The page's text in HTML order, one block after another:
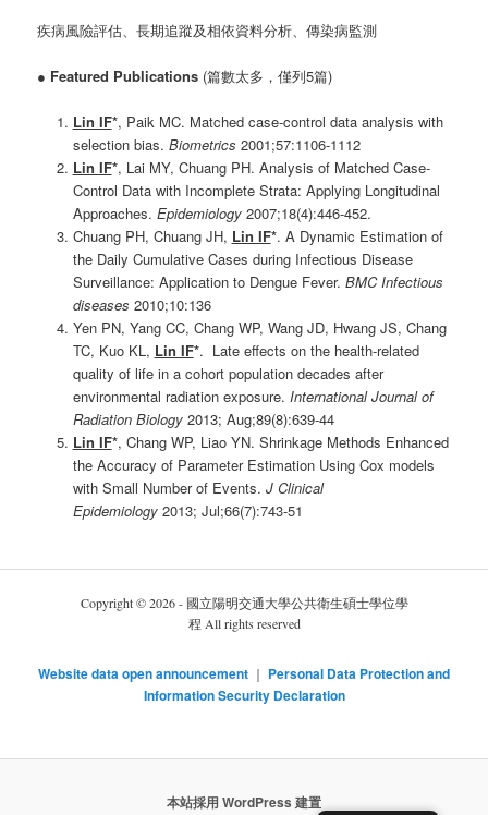
疾病風險評估、長期追蹤及相依資料分析、傳染病監測
● Featured Publications (篇數太多，僅列5篇)
Lin IF*, Paik MC. Matched case-control data analysis with
selection bias. Biometrics 2001;57:1106-1112
Lin IF*, Lai MY, Chuang PH. Analysis of Matched Case-
Control Data with Incomplete Strata: Applying Longitudinal
Approaches. Epidemiology 2007;18(4):446-452.
Chuang PH, Chuang JH, Lin IF*. A Dynamic Estimation of
the Daily Cumulative Cases during Infectious Disease
Surveillance: Application to Dengue Fever. BMC Infectious
diseases 2010;10:136
Yen PN, Yang CC, Chang WP, Wang JD, Hwang JS, Chang
TC, Kuo KL, Lin IF*. Late effects on the health-related
quality of life in a cohort population decades after
environmental radiation exposure. International Journal of
Radiation Biology2013; Aug;89(8):639-44
Lin IF*, Chang WP, Liao YN. Shrinkage Methods Enhanced
the Accuracy of Parameter Estimation Using Cox models
with Small Number of Events. J Clinical
Epidemiology2013; Jul;66(7):743-51
Copyright © 2026 - 國立陽明交通大學公共衛生碩士學位學
程 All rights reserved
Website data open announcement ｜ Personal Data Protection and
Information Security Declaration
本站採用 WordPress 建置